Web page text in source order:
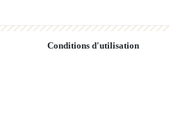
Conditions d'utilisation